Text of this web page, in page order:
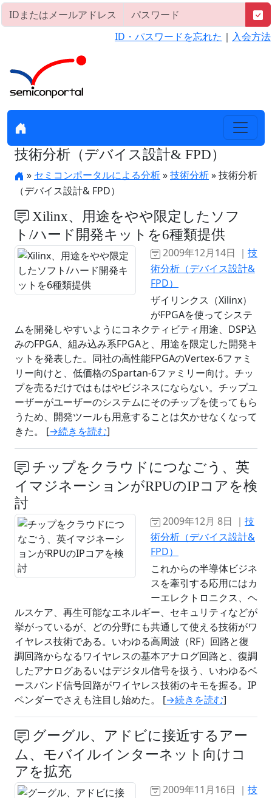
ID・パスワードを忘れた ｜ 入会方法
技術分析（デバイス設計& FPD）
» セミコンポータルによる分析»技術分析» 技術分析
（デバイス設計& FPD）
Xilinx、用途をやや限定したソフ
ト/ハード開発キットを6種類提供
2009年12月14日 ｜ 技
術分析（デバイス設計&
FPD）
ザイリンクス（Xilinx）
がFPGAを使ってシステ
ムを開発しやすいようにコネクティビティ用途、DSP込
みのFPGA、組み込み系FPGAと、用途を限定した開発キ
ットを発表した。同社の高性能FPGAのVertex-6ファミ
リー向けと、低価格のSpartan-6ファミリー向け。チッ
プを売るだけではもはやビジネスにならない。チップユ
ーザーがユーザーのシステムにそのチップを使ってもら
うため、開発ツールも用意することは欠かせなくなって
きた。 [→続きを読む]
チップをクラウドにつなごう、英
イマジネーションがRPUのIPコアを検
討
2009年12月 8日 ｜ 技
術分析（デバイス設計&
FPD）
これからの半導体ビジネ
スを牽引する応用にはカ
ーエレクトロニクス、ヘ
ルスケア、再生可能なエネルギー、セキュリティなどが
挙がっているが、どの分野にも共通して使える技術がワ
イヤレス技術である。いわゆる高周波（RF）回路と復
調回路からなるワイヤレスの基本アナログ回路と、復調
したアナログあるいはデジタル信号を扱う、いわゆるベ
ースバンド信号回路がワイヤレス技術のキモを握る。IP
ベンダーでさえも注目し始めた。 [→続きを読む]
グーグル、アドビに接近するアー
ム、モバイルインターネット向けコ
アを拡充
2009年11月16日 ｜ 技